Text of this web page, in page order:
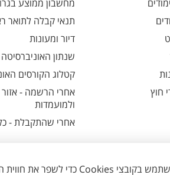
חוץ
מחשבון ממוצע
תנאי קבלה לתואר
דיור ומעונות
שנתון
קטלוג הקורסים
אחרי הרשמה - אזור
ולמועמדות
אחרי שהתקבלת -